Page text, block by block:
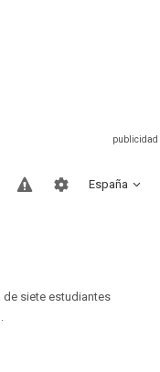
España
de siete estudiantes